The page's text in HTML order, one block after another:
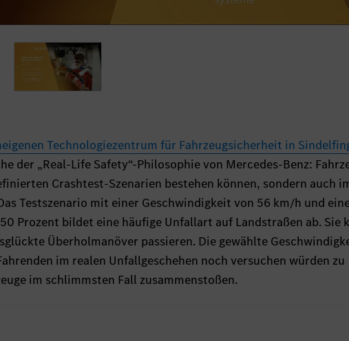
Technologiezentrum für Fahrzeugsicherheit in
der „Real-Life Safety“-Philosophie von Mercedes-Benz:
Crashtest-Szenarien bestehen können, sondern auch
Testszenario mit einer Geschwindigkeit von 56 km/h und
Prozent bildet eine häufige Unfallart auf Landstraßen ab. Sie
Überholmanöver passieren. Die gewählte
im realen Unfallgeschehen noch versuchen würden zu
im schlimmsten Fall zusammenstoßen.